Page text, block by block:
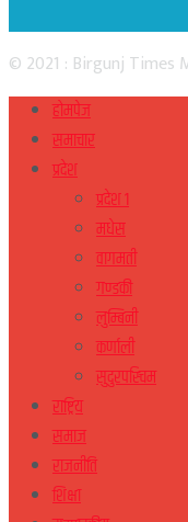
© 2021 : Birgunj Times
होमपेज
समाचार
प्रदेश
प्रदेश १
मधेस
वागमती
गण्डकी
लुम्बिनी
कर्णाली
सुदुरपस्चिम
राष्ट्रिय
समाज
राजनीति
शिक्षा